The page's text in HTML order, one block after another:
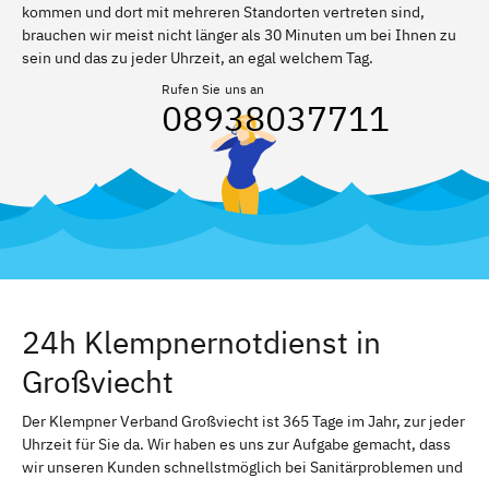
kommen und dort mit mehreren Standorten vertreten sind,
brauchen wir meist nicht länger als 30 Minuten um bei Ihnen zu
sein und das zu jeder Uhrzeit, an egal welchem Tag.
Rufen Sie uns an
08938037711
24h Klempnernotdienst in
Großviecht
Der Klempner Verband Großviecht ist 365 Tage im Jahr, zur jeder
Uhrzeit für Sie da. Wir haben es uns zur Aufgabe gemacht, dass
wir unseren Kunden schnellstmöglich bei Sanitärproblemen und